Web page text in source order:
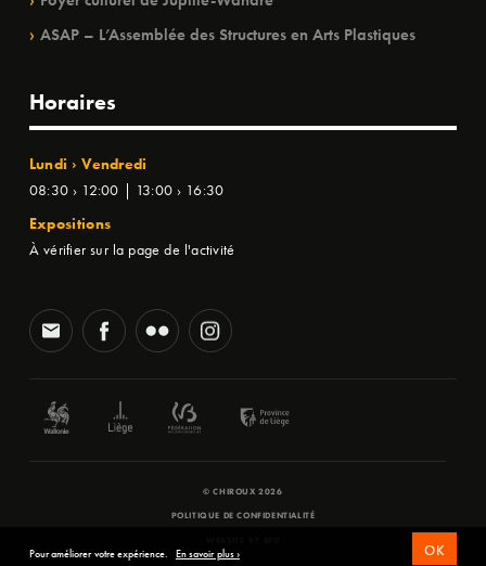
ASAP – L’Assemblée des Structures en Arts Plastiques
Horaires
Lundi › Vendredi
08:30 › 12:00 | 13:00 › 16:30
Expositions
À vérifier sur la page de l'activité
© CHIROUX 2026
POLITIQUE DE CONFIDENTIALITÉ
Pour améliorer votre expérience. En savoir plus › OK